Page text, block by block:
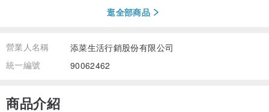
逛全部商品
營業人名稱
添菜生活行銷股份有限公司
統一編號
90062462
商品介紹